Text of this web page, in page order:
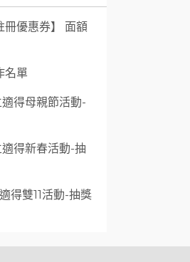
冊優惠券】 面額
名單
得母親節活動-
得新春活動-抽
得雙11活動-抽獎